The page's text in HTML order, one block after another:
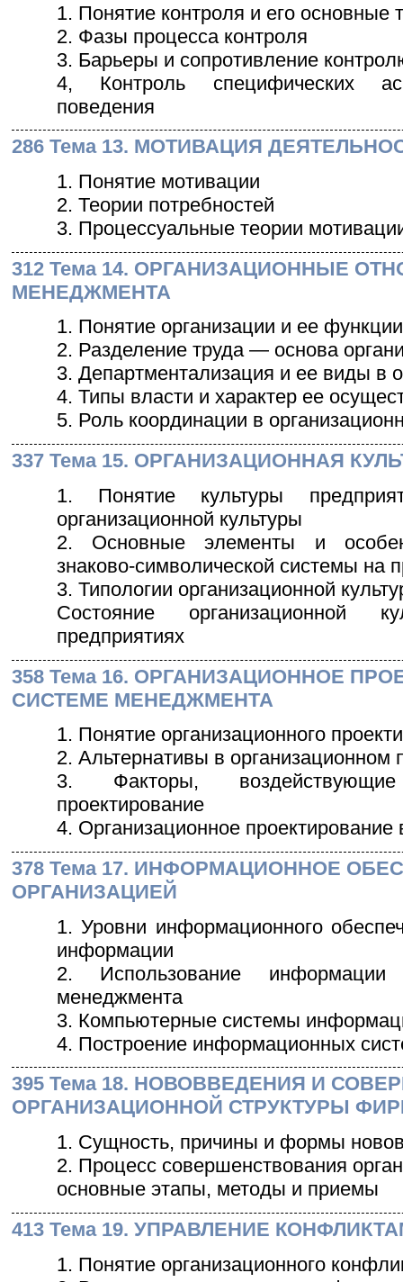
1. Понятие контроля и его основные
2. Фазы процесса контроля
3. Барьеры и сопротивление
4, Контроль специфических
поведения
286 Тема 13. МОТИВАЦИЯ
1. Понятие мотивации
2. Теории потребностей
3. Процессуальные теории
312 Тема 14. ОРГАНИЗАЦИОННЫЕ
МЕНЕДЖМЕНТА
1. Понятие организации и ее функции
2. Разделение труда — основа
3. Департментализация и ее виды в
4. Типы власти и характер ее
5. Роль координации в
337 Тема 15. ОРГАНИЗАЦИОННАЯ
1. Понятие культуры
организационной культуры
2. Основные элементы и
знаково-символической системы на
3. Типологии организационной
Состояние организационной
предприятиях
358 Тема 16. ОРГАНИЗАЦИОННОЕ
СИСТЕМЕ МЕНЕДЖМЕНТА
1. Понятие организационного
2. Альтернативы в организационном
3. Факторы,
проектирование
4. Организационное
378 Тема 17. ИНФОРМАЦИОННОЕ
ОРГАНИЗАЦИЕЙ
1. Уровни информационного
информации
2. Использование
менеджмента
3. Компьютерные системы
4. Построение информационных
395 Тема 18. НОВОВВЕДЕНИЯ И
ОРГАНИЗАЦИОННОЙ СТРУКТУРЫ
1. Сущность, причины и формы
2. Процесс совершенствования
основные этапы, методы и приемы
413 Тема 19. УПРАВЛЕНИЕ
1. Понятие организационного